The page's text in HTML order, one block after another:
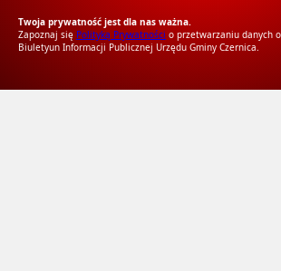
Twoja prywatność jest dla nas ważna.
Zapoznaj się Polityką Prywatności o przetwarzaniu danych
Biuletyun Informacji Publicznej Urzędu Gminy Czernica.